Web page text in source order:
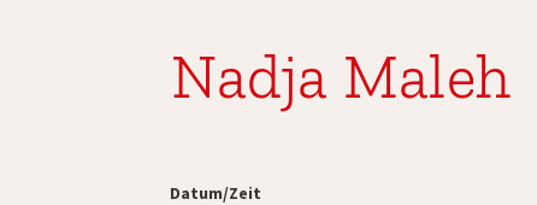
Nadja Maleh
Datum/Zeit